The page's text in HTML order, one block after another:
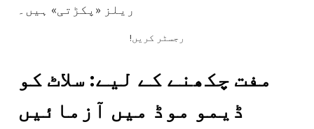
ریلز «پکڑتی» ہیں۔
!رجسٹر کریں
مفت چکھنے کے لیے: سلاٹ کو
ڈیمو موڈ میں آزمائیں